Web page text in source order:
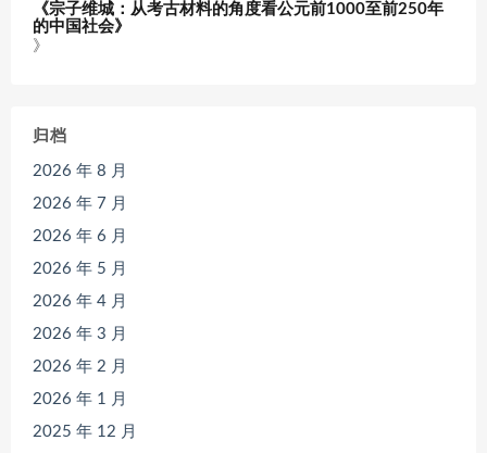
《宗子维城：从考古材料的角度看公元前1000至前250年
的中国社会》
》
归档
2026 年 8 月
2026 年 7 月
2026 年 6 月
2026 年 5 月
2026 年 4 月
2026 年 3 月
2026 年 2 月
2026 年 1 月
2025 年 12 月